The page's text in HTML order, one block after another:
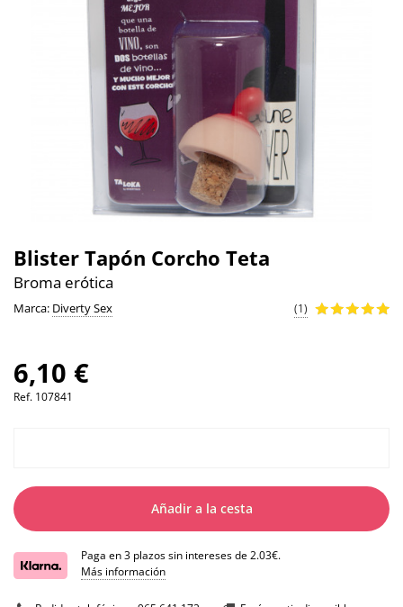
Blister Tapón Corcho Teta
Broma erótica
Marca: Diverty Sex (1)
6,10 €
Ref. 107841
Añadir a la cesta
Paga en 3 plazos sin intereses de 2.03€.
Más información